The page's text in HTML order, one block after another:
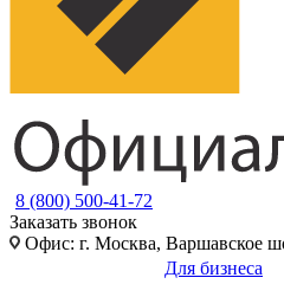
8 (800) 500-41-72
Заказать звонок
Офис: г. Москва, Варшавское
Для бизнеса